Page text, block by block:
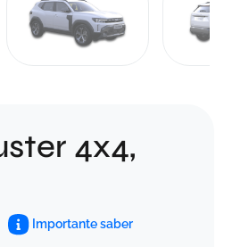
4x4,
Importante saber